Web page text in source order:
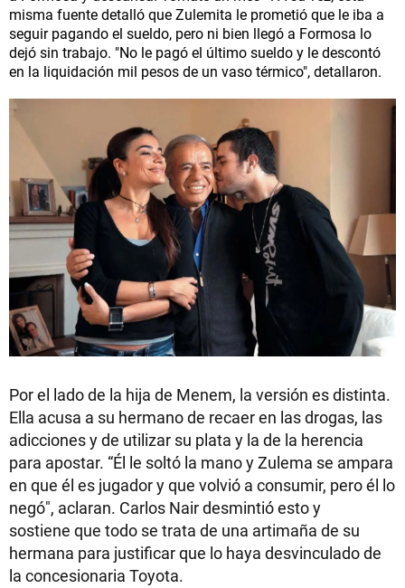
misma fuente detalló que Zulemita le prometió que le iba a
seguir pagando el sueldo, pero ni bien llegó a Formosa lo
dejó sin trabajo. "No le pagó el último sueldo y le descontó
en la liquidación mil pesos de un vaso térmico", detallaron.
Por el lado de la hija de Menem, la versión es distinta.
Ella acusa a su hermano de recaer en las drogas, las
adicciones y de utilizar su plata y la de la herencia
para apostar. “Él le soltó la mano y Zulema se ampara
en que él es jugador y que volvió a consumir, pero él lo
negó", aclaran. Carlos Nair desmintió esto y
sostiene que todo se trata de una artimaña de su
hermana para justificar que lo haya desvinculado de
la concesionaria Toyota.